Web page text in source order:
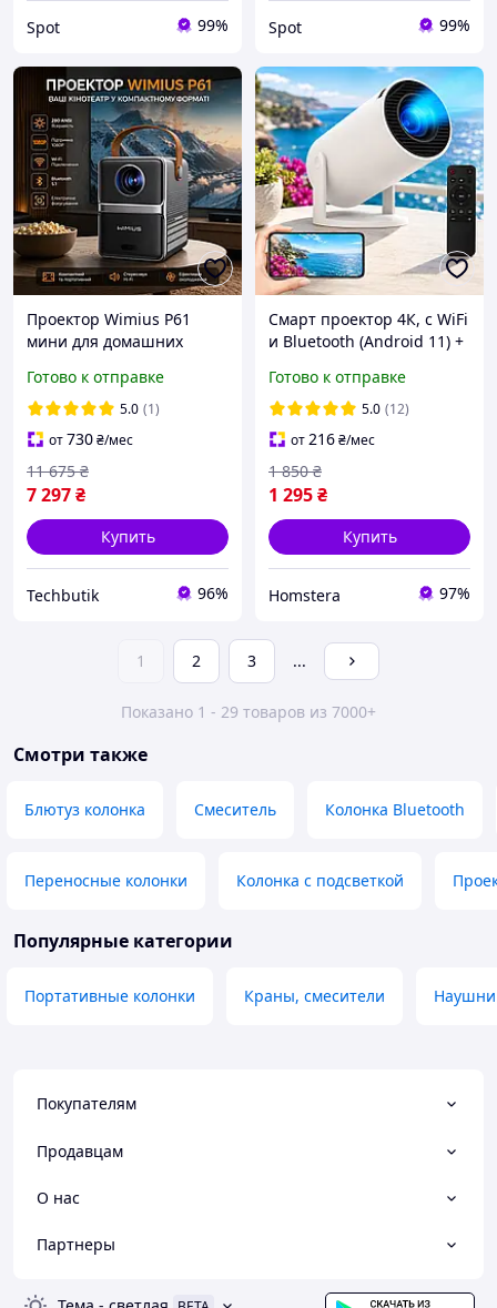
Spot 99% Spot 99%
Проектор Wimius P61
мини для домашних
Bluetooth 280 ANSI 1080P
электрическая
фокусировка
Готово к отправке
5.0 (1)
от730₴/мес
7 297₴
11 675 ₴
Купить
Techbutik 96%
Смарт проектор 4К, с WiFi
и Bluetooth (Android 11) +
проектор для дома
Готово к отправке
5.0 (12)
от216₴/мес
1 295₴
1 850 ₴
Купить
Homstera 97%
1 2 3 ...
Показано 1 - 29 товаров из 7000+
Смотри также
Блютуз колонка Смеситель Колонка Bluetooth
Переносные колонки Колонка с подсветкой
Популярные категории
Портативные колонки Краны, смесители
Покупателям
Продавцам
О нас
Партнеры